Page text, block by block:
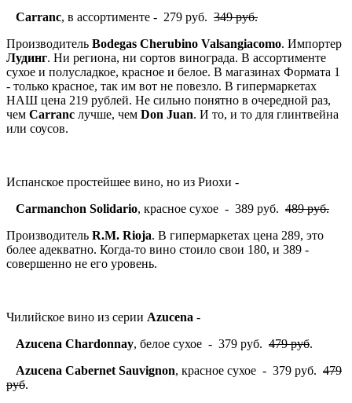
Carranc, в ассортименте - 279 руб. 349 руб.
Производитель Bodegas Cherubino Valsangiacomo. Импортер
Лудинг. Ни региона, ни сортов винограда. В ассортименте
сухое и полусладкое, красное и белое. В магазинах Формата 1
- только красное, так им вот не повезло. В гипермаркетах
НАШ цена 219 рублей. Не сильно понятно в очередной раз,
чем Carranc лучше, чем Don Juan. И то, и то для глинтвейна
или соусов.
Испанское простейшее вино, но из Риохи -
Carmanchon Solidario, красное сухое - 389 руб. 489 руб.
Производитель R.M. Rioja. В гипермаркетах цена 289, это
более адекватно. Когда-то вино стоило свои 180, и 389 -
совершенно не его уровень.
Чилийское вино из серии Azucena -
Azucena Chardonnay, белое сухое - 379 руб. 479 руб.
Azucena Cabernet Sauvignon, красное сухое - 379 руб. 479
руб.